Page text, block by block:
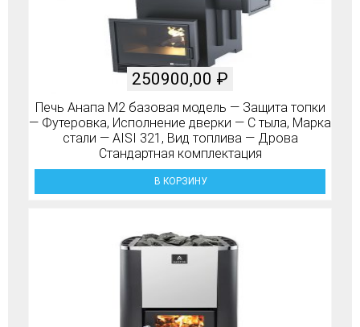
Печь Анапа М2 базовая модель — Защита топки
— Футеровка, Исполнение дверки — С тыла, Марка
стали — AISI 321, Вид топлива — Дрова
Стандартная комплектация
250900,00 ₽
В КОРЗИНУ